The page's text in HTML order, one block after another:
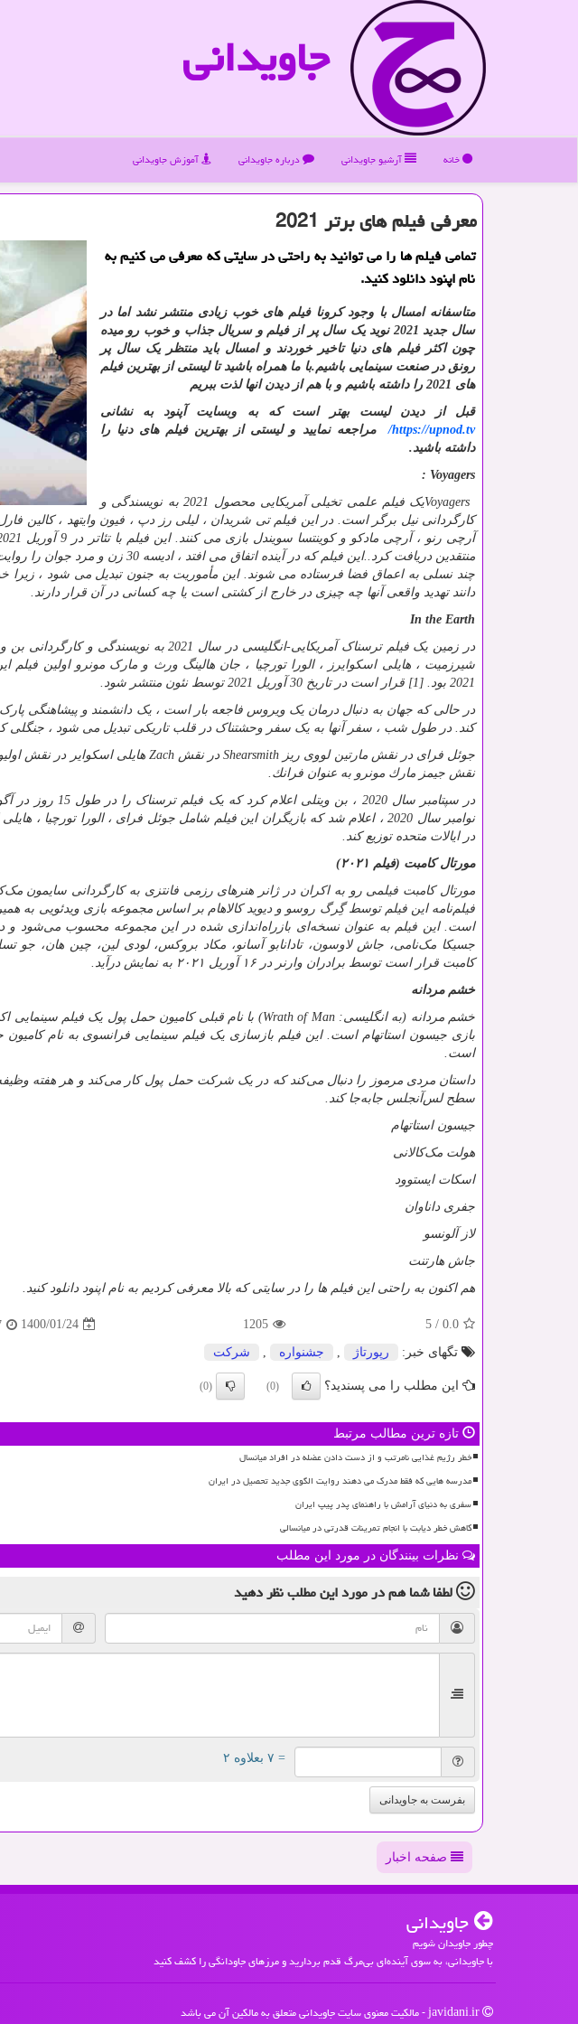
جاویدانی
خانه آرشیو جاویدانی درباره جاویدانی آموزش جاویدانی
معرفی فیلم های برتر 2021
تمامی فیلم ها را می توانید به راحتی در سایتی كه معرفی می كنیم به
نام اپنود دانلود كنید.
متاسفانه امسال با وجود کرونا فیلم های خوب زیادی منتشر نشد اما در
سال جدید 2021 نوید یک سال پر از فیلم و سریال جذاب و خوب رو میده
چون اکثر فیلم های دنیا تاخیر خوردند و امسال باید منتظر یک سال پر
رونق در صنعت سینمایی باشیم.با ما همراه باشید تا لیستی از بهترین فیلم
های 2021 را داشته باشیم و با هم از دیدن انها لذت ببریم
قبل از دیدن لیست بهتر است که به وبسایت آپنود به نشانی
https://upnod.tv
/
مراجعه نمایید و لیستی از بهترین فیلم های دنیا را
داشته باشید.
Voyagers
:
Voyagers
یک فیلم علمی تخیلی آمریکایی محصول 2021 به نویسندگی و
کارگردانی نیل برگر است. در این فیلم تی شریدان ، لیلی رز دپ ، فیون وایتهد ، کالین
آرچی رنو ، آرچی مادکو و کوینتسا سویندل بازی می کنند. این فیلم با تئاتر در 9 آوریل 2021 توسط
منتقدین دریافت کرد .
.این فیلم که در آینده اتفاق می
چند نسلی به اعماق فضا فرستاده می شوند. این مأموریت به جنون تبدیل می شود ، زیرا
دانند تهدید واقعی آنها چه چیزی در خارج از کشتی است یا چه کسانی در آن قرار دارند.
In the Earth
در زمین یک فیلم ترسناک آمریکایی-انگلیسی در
2021 بود. [1] قرار است در تاریخ 30 آوریل 2021 توسط نئون منتشر شود.
در حالی که جهان به دنبال درمان یک ویروس فاجعه بار است ، یک دانشمند و پیشاهنگی
کند. در طول شب ، سفر آنها به یک سفر وحشتناک در قلب تاریکی تبدیل می شود ، جنگلی
جوئل فرای در نقش مارتین لووی ریز Shearsmithدر نقشZach هایلی اسکوایر در نقش
نقش جیمز مارك مونرو به عنوان فرانك.
نوامبر سال 2020 ، اعلام شد که بازیگران این فیلم شامل جوئل فرای ، الورا
در ایالات متحده توزیع کند.
مورتال کامبت (فیلم ۲۰۲۱)
فیلم‌نامه این فیلم توسط گِرگ روسو و دیوید کالاهام بر اساس مجموعه بازی ویدئویی به
جسیکا مک‌نامی، جاش لاوسون، تادانابو آسانو، مکاد بروکس، لودی لین، چین هان، جو
کامبت قرار است توسط برادران وارنر در ۱۶ آوریل ۲۰۲۱ به نمایش درآید.
خشم مردانه
خشم مردانه (به انگلیسی:Wrath of Man) با نام قبلی کامیون حمل پول یک فیلم سینمایی
است.
داستان مردی مرموز را دنبال می‌کند که در یک شرکت حمل پول کار می‌کند و هر هفته وظیفه
سطح لس‌آنجلس جابه‌جا کند.
جیسون استاتهام
هولت مک‌کالانی
اسکات ایستوود
جفری داناوان
لاز آلونسو
جاش هارتنت
هم اکنون به راحتی این فیلم ها را در سایتی که بالا معرفی کردیم به نام اپنود دانلود کنید.
0.0
/
5
1205
1400/01/24
تگهای خبر:
رپورتاژ جشنواره شركت
این مطلب را می پسندید؟ (0)
(0)
تازه ترین مطالب مرتبط
خطر رژیم غذایی نامرتب و از دست دادن عضله در افراد میانسال
مدرسه هایی که فقط مدرک می دهند روایت الگوی جدید تحصیل در ایران
سفری به دنیای آرامش با راهنمای پدر پیپ ایران
کاهش خطر دیابت با انجام تمرینات قدرتی در میانسالی
نظرات بینندگان در مورد این مطلب
لطفا شما همدر مورد این مطلبنظر دهید
= ۷ بعلاوه ۲
بفرست به جاویدانی
صفحه اخبار
جاویدانی
چطور جاویدان شویم
با جاویدانی، به سوی آینده‌ای بی‌مرگ قدم بردارید و مرزهای جاودانگی را کشف کنید